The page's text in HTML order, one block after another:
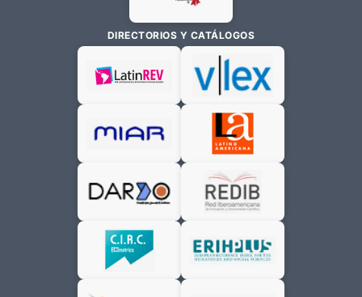
DIRECTORIOS Y CATÁLOGOS